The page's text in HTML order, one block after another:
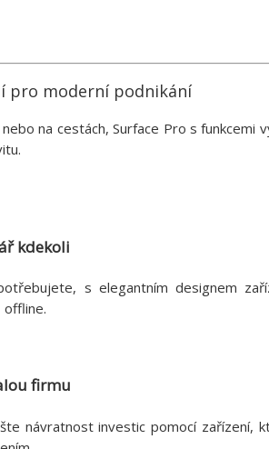
pro moderní podnikání
na cestách, Surface Pro s
kdekoli
s elegantním designem
offline.
firmu
návratnost investic pomocí